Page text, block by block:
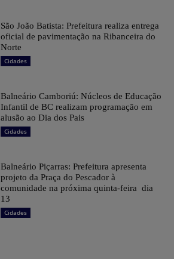
São João Batista: Prefeitura realiza entrega
oficial de pavimentação na Ribanceira do
Norte
Cidades
Balneário Camboriú: Núcleos de Educação
Infantil de BC realizam programação em
alusão ao Dia dos Pais
Cidades
Balneário Piçarras: Prefeitura apresenta
projeto da Praça do Pescador à
comunidade na próxima quinta-feira dia
13
Cidades